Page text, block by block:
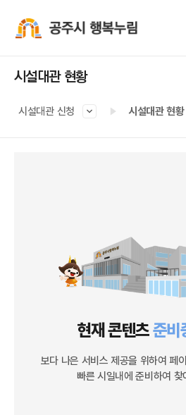
시설대관 현황
시설대관 신청 시설대관 현황
현재 콘텐츠준비
보다 나은 서비스 제공을 위하여 페
빠른 시일내에 준비하여 찾